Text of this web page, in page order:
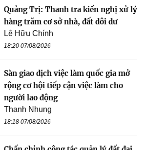
Quảng Trị: Thanh tra kiến nghị xử lý
hàng trăm cơ sở nhà, đất dôi dư
Lê Hữu Chính
18:20 07/08/2026
Sàn giao dịch việc làm quốc gia mở
rộng cơ hội tiếp cận việc làm cho
người lao động
Thanh Nhung
18:18 07/08/2026